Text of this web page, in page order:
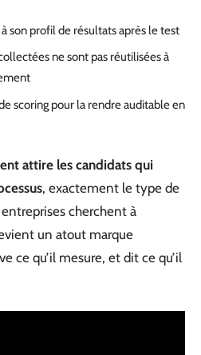
son profil de résultats après le test
ne sont pas réutilisées à
scoring pour la rendre auditable en
attire les candidats qui
, exactement le type de
cherchent à
un atout marque
ce qu’il mesure, et dit ce qu’il